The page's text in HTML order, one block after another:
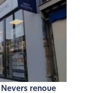
renoue